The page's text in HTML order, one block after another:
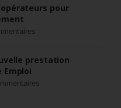
pour
prestation
Emploi